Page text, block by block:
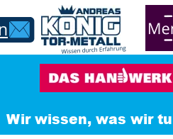
Wir wissen, was wir